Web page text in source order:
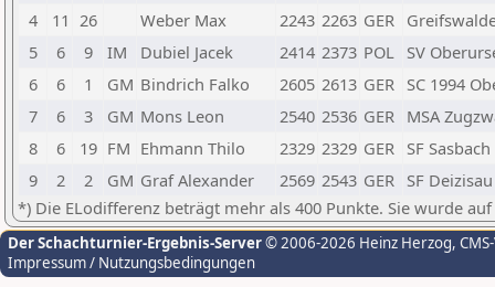
4
11 26 Weber Max 2243 2263 GER
5
6 9 IM Dubiel Jacek 2414 2373 POL SV
6
6 1 GM Bindrich Falko 2605 2613 GER SC 1994
7
6 3 GM Mons Leon 2540 2536 GER MSA
8
6 19 FM Ehmann Thilo 2329 2329 GER SF Sasbach
9
2 2 GM Graf Alexander 2569 2543 GER SF Deizisau
*) Die ELodifferenz beträgt mehr als 400 Punkte. Sie wurde
Der Schachturnier-Ergebnis-Server© 2006-2026 Heinz Herzog,
Impressum / Nutzungsbedingungen